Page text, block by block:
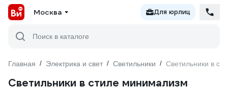
Москва Для юрлиц
Поиск в каталоге
Главная / Электрика и свет / Светильники / Светильники в
Светильники в стиле минимализм